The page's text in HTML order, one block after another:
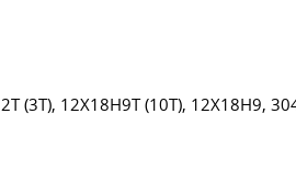
12Х18Н9Т (10Т), 12Х18Н9,